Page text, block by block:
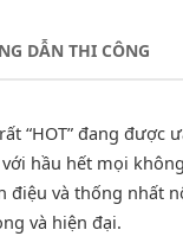
DẪN THI CÔNG
“HOT” đang
hầu hết mọi
và thống nhất
và hiện đại.